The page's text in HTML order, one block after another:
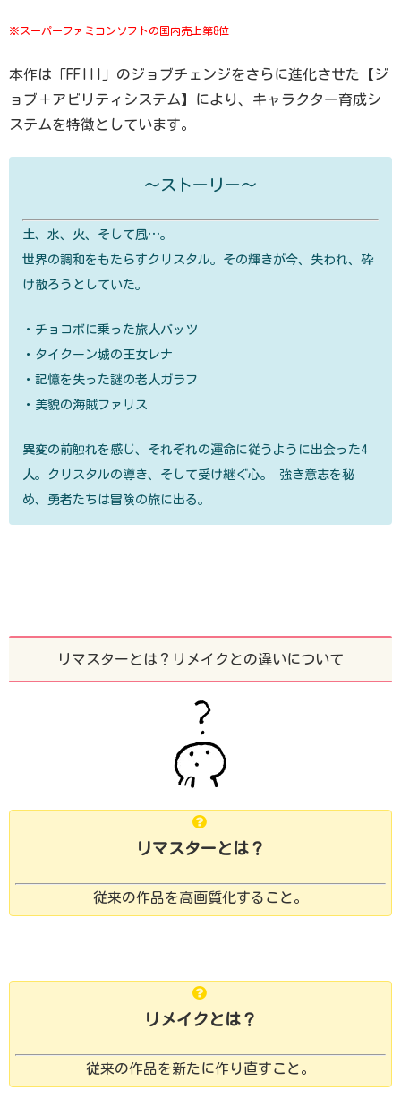
※スーパーファミコンソフトの国内売上第8位
本作は「FFIII」のジョブチェンジをさらに進化させた【ジ
ョブ＋アビリティシステム】により、キャラクター育成シ
ステムを特徴としています。
～ストーリー～
土、水、火、そして風…。
世界の調和をもたらすクリスタル。その輝きが今、失われ、砕
け散ろうとしていた。
・チョコボに乗った旅人バッツ
・タイクーン城の王女レナ
・記憶を失った謎の老人ガラフ
・美貌の海賊ファリス
異変の前触れを感じ、それぞれの運命に従うように出会った4
人。クリスタルの導き、そして受け継ぐ心。 強き意志を秘
め、勇者たちは冒険の旅に出る。
リマスターとは？リメイクとの違いについて
リマスターとは？
従来の作品を高画質化すること。
リメイクとは？
従来の作品を新たに作り直すこと。